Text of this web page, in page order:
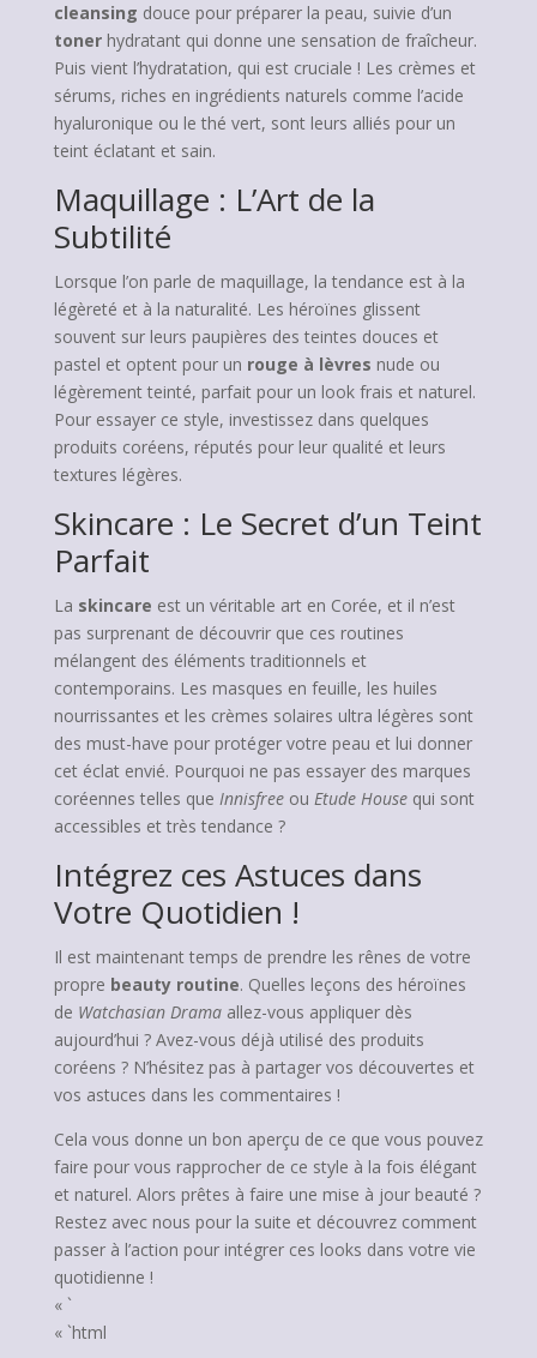
cleansing douce pour préparer la peau, suivie d’un
tonerhydratant qui donne une sensation de fraîcheur.
Puis vient l’hydratation, qui est cruciale ! Les crèmes et
sérums, riches en ingrédients naturels comme l’acide
hyaluronique ou le thé vert, sont leurs alliés pour un
teint éclatant et sain.
Maquillage : L’Art de la
Subtilité
Lorsque l’on parle de maquillage, la tendance est à la
légèreté et à la naturalité. Les héroïnes glissent
souvent sur leurs paupières des teintes douces et
pastel et optent pour un rouge à lèvres nude ou
légèrement teinté, parfait pour un look frais et naturel.
Pour essayer ce style, investissez dans quelques
produits coréens, réputés pour leur qualité et leurs
textures légères.
Skincare : Le Secret d’un Teint
Parfait
La skincare est un véritable art en Corée, et il n’est
pas surprenant de découvrir que ces routines
mélangent des éléments traditionnels et
contemporains. Les masques en feuille, les huiles
nourrissantes et les crèmes solaires ultra légères sont
des must-have pour protéger votre peau et lui donner
cet éclat envié. Pourquoi ne pas essayer des marques
coréennes telles que Innisfreeou Etude Housequi sont
accessibles et très tendance ?
Intégrez ces Astuces dans
Votre Quotidien !
Il est maintenant temps de prendre les rênes de votre
propre beauty routine. Quelles leçons des héroïnes
de Watchasian Dramaallez-vous appliquer dès
aujourd’hui ? Avez-vous déjà utilisé des produits
coréens ? N’hésitez pas à partager vos découvertes et
vos astuces dans les commentaires !
Cela vous donne un bon aperçu de ce que vous pouvez
faire pour vous rapprocher de ce style à la fois élégant
et naturel. Alors prêtes à faire une mise à jour beauté ?
Restez avec nous pour la suite et découvrez comment
passer à l’action pour intégrer ces looks dans votre vie
quotidienne !
« `
« `html